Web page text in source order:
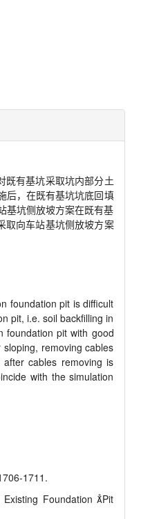
既有基坑采取坑内部分土
后，在既有基坑坑底回填
基坑侧放坡方案在既有基
取向车站基坑侧放坡方案
foundation pit is difficult
pit, i.e. soil backfilling in
foundation pit with good
removing cables
cables removing is
with the simulation
1711.
Foundation Pit